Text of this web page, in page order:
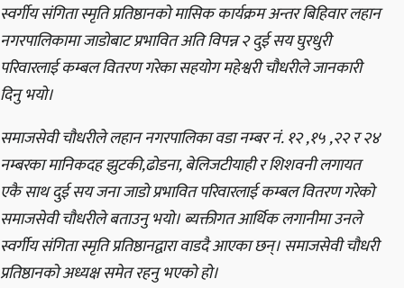
स्वर्गीय संगिता स्मृति प्रतिष्ठानको मासिक कार्यक्रम अन्तर बिहिवार लहान
नगरपालिकामा जाडोबाट प्रभावित अति विपन्न २ दुई सय घुरधुरी
परिवारलाई कम्बल वितरण गरेका सहयोग महेश्वरी चौधरीले जानकारी
दिनु भयो।
समाजसेवी चौधरीले लहान नगरपालिका वडा नम्बर नं. १२ ,१५ ,२२ र २४
नम्बरका मानिकदह झुटकी,ढोडना, बेलिजटीयाही र शिशवनी लगायत
एकै साथ दुई सय जना जाडाे प्रभावित परिवारलाई कम्बल वितरण गरेको
समाजसेवी चौधरीले बताउनु भयो। ब्यक्तीगत आर्थिक लगानीमा उनले
स्वर्गीय संगिता स्मृति प्रतिष्ठानद्वारा वाडदै आएका छन्। समाजसेवी चौधरी
प्रतिष्ठानको अध्यक्ष समेत रहनु भएको हो।